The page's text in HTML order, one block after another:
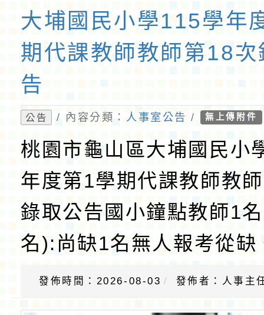
大埔國民小學115學年
期代課教師教師第18次
告
公告 / 內容分類： 人事室公告 / 無上傳附件
桃園市龜山區大埔國民小
年度第1學期代課教師教
錄取公告國小鐘點教師1
名):尚缺1名無人報考從缺
發佈時間：2026-08-03 發佈者：人事主